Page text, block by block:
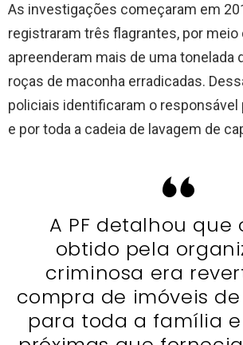
As investigações começaram em
registraram três flagrantes, por meio
apreenderam mais de uma tonelada
roças de maconha erradicadas.
policiais identificaram o responsável
e por toda a cadeia de lavagem de
A PF detalhou que
obtido pela
criminosa era
compra de imóveis
para toda a família e